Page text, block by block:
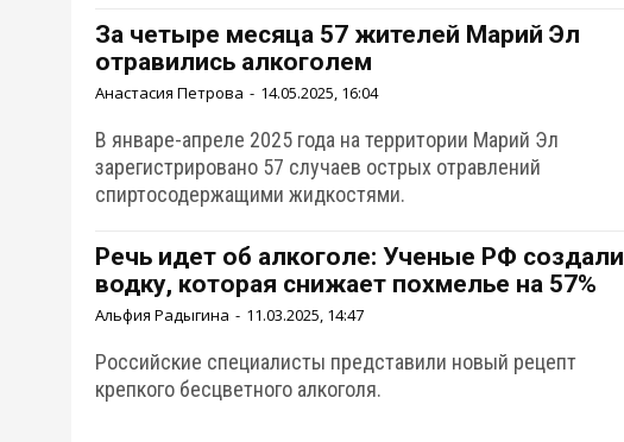
За четыре месяца 57 жителей Марий Эл
отравились алкоголем
Анастасия Петрова - 14.05.2025, 16:04
В январе-апреле 2025 года на территории Марий Эл
зарегистрировано 57 случаев острых отравлений
спиртосодержащими жидкостями.
Речь идет об алкоголе: Ученые РФ создали
водку, которая снижает похмелье на 57%
Альфия Радыгина - 11.03.2025, 14:47
Российские специалисты представили новый рецепт
крепкого бесцветного алкоголя.